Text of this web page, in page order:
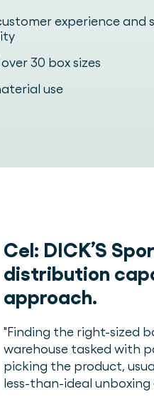
experience and
30 box sizes
use
Cel: DICK’S
distribution
approach.
"Finding the right-sized
warehouse tasked with
picking the product,
less-than-ideal unboxing